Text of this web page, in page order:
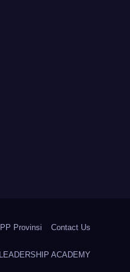
Provinsi Contact Us
ACADEMY